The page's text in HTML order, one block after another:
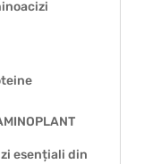
esențiali din